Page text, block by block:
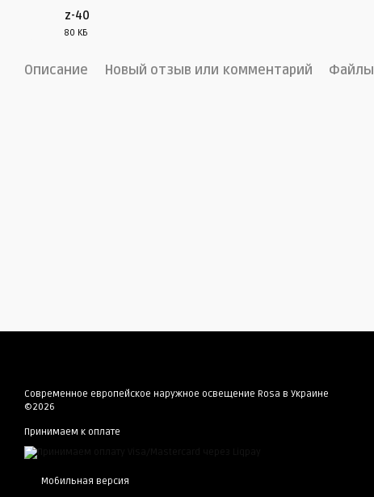
z-40
80 КБ
Описание Новый отзыв или комментарий Файлы
Современное европейское наружное освещение Rosa в Украине
©2026
Принимаем к оплате
Мобильная версия